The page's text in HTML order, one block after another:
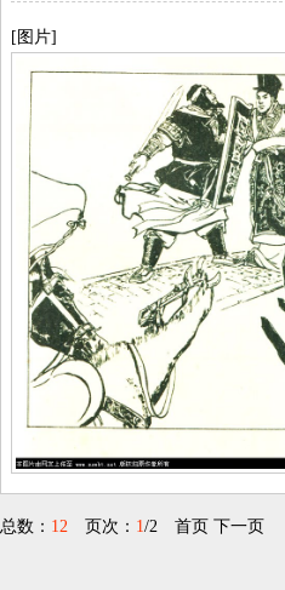
[图片]
总数： 12 页次： 1/2 首页 下一页